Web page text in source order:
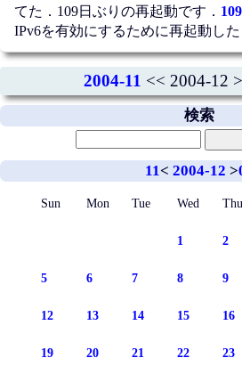
てた．109日ぶりの再起動です．
IPv6を有効にするために再起動した
2004-11 << 2004-12
検索
11< 2004-12 >
Sun Mon Tue Wed Thu
1 2
5 6 7 8 9
12 13 14 15 16
19 20 21 22 23